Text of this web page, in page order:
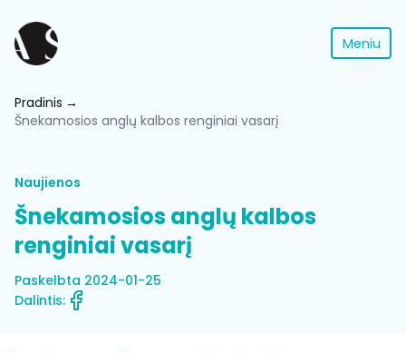
Meniu
Pradinis
Šnekamosios anglų kalbos renginiai vasarį
Naujienos
Šnekamosios anglų kalbos
renginiai vasarį
Paskelbta 2024-01-25
Dalintis: